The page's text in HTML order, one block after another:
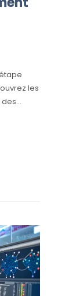
les